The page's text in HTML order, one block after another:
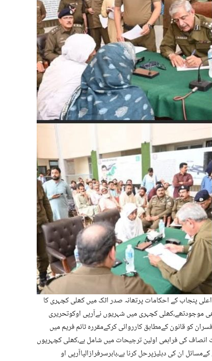
اعلی پنجاب کے احکامات پرتھانہ صدر اٹک میں کھلی کچہری کا
موجودتھے،کھلی کچہری میں شہریوں نےآرپی اوکوتحریری
کو قانون کےمطابق کارروائی کرکےمقررہ ٹائم فریم میں
انصاف کی فراہمی اولین ترجیحات میں شامل ہے،کھلی کچہریوں
ان کی دہلیزپرحل کرنا ہے،بابرسرفرازالپاآرپی او